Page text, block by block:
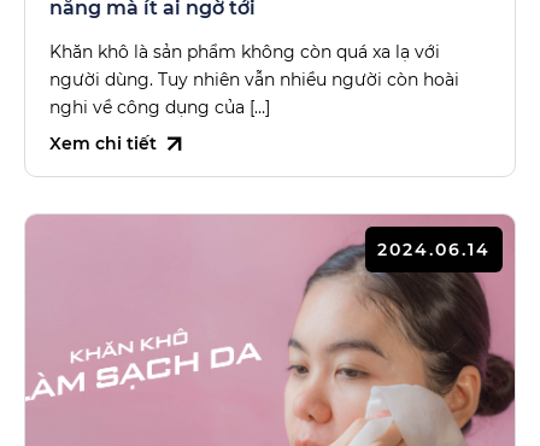
năng mà ít ai ngờ tới
Khăn khô là sản phẩm không còn quá xa lạ với
người dùng. Tuy nhiên vẫn nhiều người còn hoài
nghi về công dụng của […]
Xem chi tiết
2024.06.14